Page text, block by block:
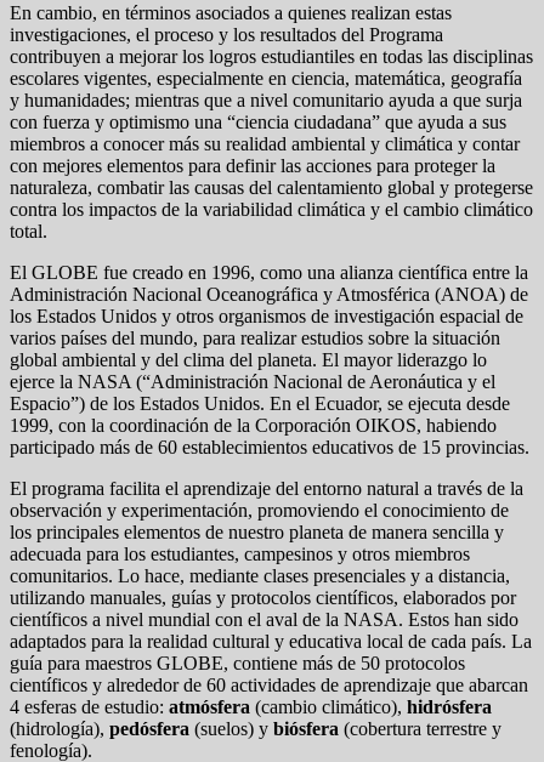
En cambio, en términos asociados a quienes realizan estas
investigaciones, el proceso y los resultados del Programa
contribuyen a mejorar los logros estudiantiles en todas las disciplinas
escolares vigentes, especialmente en ciencia, matemática, geografía
y humanidades; mientras que a nivel comunitario ayuda a que surja
con fuerza y optimismo una “ciencia ciudadana” que ayuda a sus
miembros a conocer más su realidad ambiental y climática y contar
con mejores elementos para definir las acciones para proteger la
naturaleza, combatir las causas del calentamiento global y protegerse
contra los impactos de la variabilidad climática y el cambio climático
total.
El GLOBE fue creado en 1996, como una alianza científica entre la
Administración Nacional Oceanográfica y Atmosférica (ANOA) de
los Estados Unidos y otros organismos de investigación espacial de
varios países del mundo, para realizar estudios sobre la situación
global ambiental y del clima del planeta. El mayor liderazgo lo
ejerce la NASA (“Administración Nacional de Aeronáutica y el
Espacio”) de los Estados Unidos. En el Ecuador, se ejecuta desde
1999, con la coordinación de la Corporación OIKOS, habiendo
participado más de 60 establecimientos educativos de 15 provincias.
El programa facilita el aprendizaje del entorno natural a través de la
observación y experimentación, promoviendo el conocimiento de
los principales elementos de nuestro planeta de manera sencilla y
adecuada para los estudiantes, campesinos y otros miembros
comunitarios. Lo hace, mediante clases presenciales y a distancia,
utilizando manuales, guías y protocolos científicos, elaborados por
científicos a nivel mundial con el aval de la NASA. Estos han sido
adaptados para la realidad cultural y educativa local de cada país. La
guía para maestros GLOBE, contiene más de 50 protocolos
científicos y alrededor de 60 actividades de aprendizaje que abarcan
4 esferas de estudio: atmósfera (cambio climático), hidrósfera
(hidrología), pedósfera (suelos) y biósfera (cobertura terrestre y
fenología).